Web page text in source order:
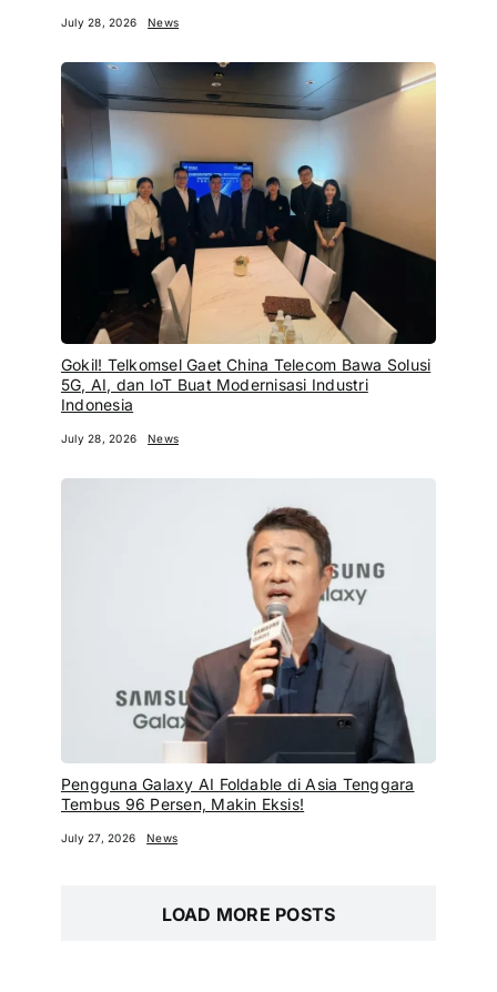
July 28, 2026 News
Gokil! Telkomsel Gaet China Telecom Bawa Solusi
5G, AI, dan IoT Buat Modernisasi Industri
Indonesia
July 28, 2026 News
Pengguna Galaxy AI Foldable di Asia Tenggara
Tembus 96 Persen, Makin Eksis!
July 27, 2026 News
LOAD MORE POSTS